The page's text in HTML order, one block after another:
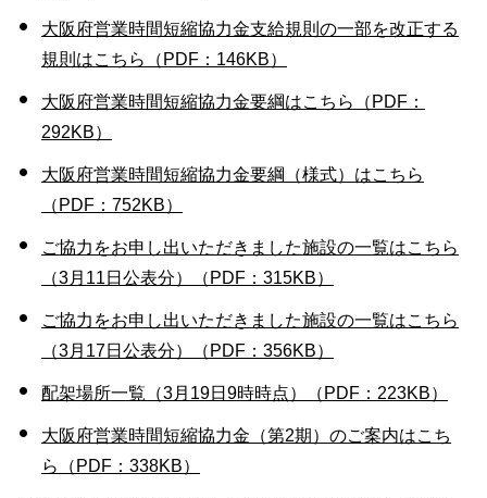
大阪府営業時間短縮協力金支給規則の一部を改正する
規則はこちら（PDF：146KB）
大阪府営業時間短縮協力金要綱はこちら（PDF：
292KB）
大阪府営業時間短縮協力金要綱（様式）はこちら
（PDF：752KB）
ご協力をお申し出いただきました施設の一覧はこちら
（3月11日公表分）（PDF：315KB）
ご協力をお申し出いただきました施設の一覧はこちら
（3月17日公表分）（PDF：356KB）
配架場所一覧（3月19日9時時点）（PDF：223KB）
大阪府営業時間短縮協力金（第2期）のご案内はこち
ら（PDF：338KB）